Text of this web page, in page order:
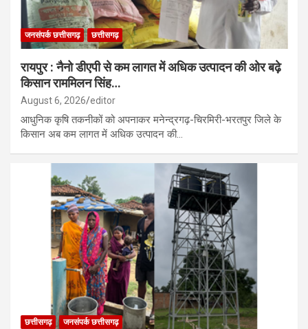
जनसंपर्क छत्तीसगढ़ छत्तीसगढ़
रायपुर : नैनो डीएपी से कम लागत में अधिक उत्पादन की ओर बढ़े
किसान राममिलन सिंह…
August 6, 2026 editor
आधुनिक कृषि तकनीकों को अपनाकर मनेन्द्रगढ़-चिरमिरी-भरतपुर जिले के
किसान अब कम लागत में अधिक उत्पादन की…
छत्तीसगढ़ जनसंपर्क छत्तीसगढ़